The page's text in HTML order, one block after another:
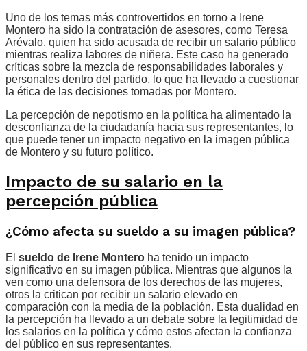
Uno de los temas más controvertidos en torno a Irene
Montero ha sido la contratación de asesores, como Teresa
Arévalo, quien ha sido acusada de recibir un salario público
mientras realiza labores de niñera. Este caso ha generado
críticas sobre la mezcla de responsabilidades laborales y
personales dentro del partido, lo que ha llevado a cuestionar
la ética de las decisiones tomadas por Montero.
La percepción de nepotismo en la política ha alimentado la
desconfianza de la ciudadanía hacia sus representantes, lo
que puede tener un impacto negativo en la imagen pública
de Montero y su futuro político.
Impacto de su salario en la
percepción pública
¿Cómo afecta su sueldo a su imagen pública?
El sueldo de Irene Montero ha tenido un impacto
significativo en su imagen pública. Mientras que algunos la
ven como una defensora de los derechos de las mujeres,
otros la critican por recibir un salario elevado en
comparación con la media de la población. Esta dualidad en
la percepción ha llevado a un debate sobre la legitimidad de
los salarios en la política y cómo estos afectan la confianza
del público en sus representantes.